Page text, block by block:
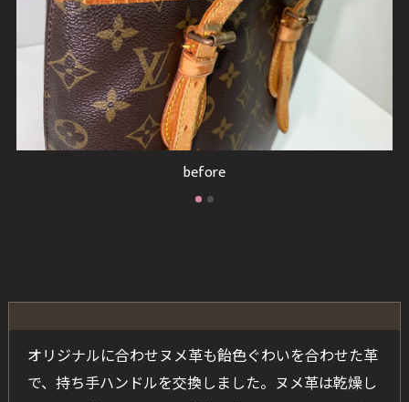
before
オリジナルに合わせヌメ革も飴色ぐわいを合わせた革
で、持ち手ハンドルを交換しました。ヌメ革は乾燥し